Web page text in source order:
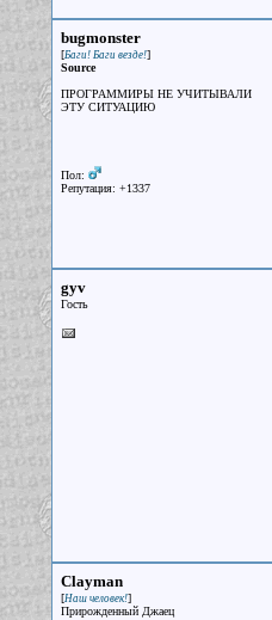
bugmonster
[Баги! Баги везде!]
Source
ПРОГРАММИРЫ НЕ УЧИТЫВАЛИ
ЭТУ СИТУАЦИЮ
Пол:
Репутация: +1337
gyv
Гость
Clayman
[Наш человек!]
Прирожденный Джаец